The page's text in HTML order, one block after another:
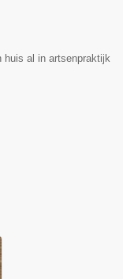
huis al in artsenpraktijk